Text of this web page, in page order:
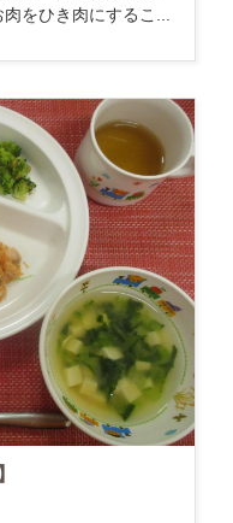
をひき肉にするこ...